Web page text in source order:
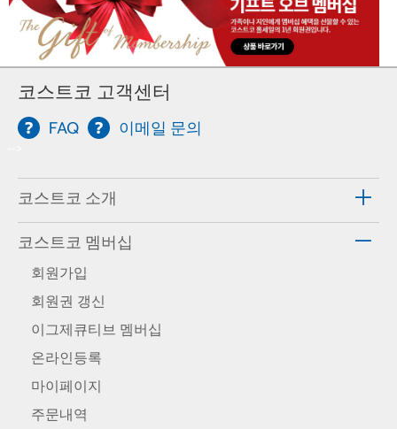
코스트코 고객센터
FAQ 이메일 문의
코스트코 소개
코스트코 멤버십
회원가입
회원권 갱신
이그제큐티브 멤버십
온라인등록
마이페이지
주문내역